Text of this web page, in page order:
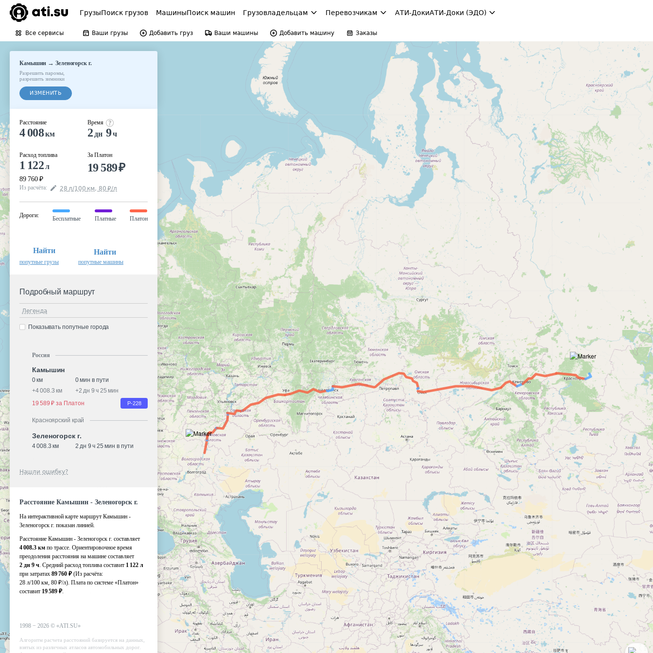
ГрузыПоиск грузов МашиныПоиск машин Грузовладельцам Перевозчикам АТИ-ДокиАТИ-Доки (ЭДО)
Все сервисы Ваши грузы Добавить груз Ваши машины Добавить машину Заказы
Камышин →Зеленогорск г.
Разрешить паромы
разрешить зимники
ИЗМЕНИТЬ
Расстояние
4 008км
Расход топлива
1 122л
89 760 ₽
Время
2 дн 9ч
За Платон
19 589₽
Из расчёта: 28 л/100 км, 80 ₽/л
Дороги:
Бесплатные Платные Платон
Найти
попутные грузы
Найти
попутные машины
Подробный маршрут
Легенда
Показывать попутные города
Россия
Камышин
0 км
0 мин в пути
+4 008.3 км +2 дн 9 ч 25 мин
19 589 ₽ за Платон
Р-228
Красноярский край
Зеленогорск г.
4 008.3 км 2 дн 9 ч 25 мин в пути
Нашли ошибку?
Расстояние Камышин - Зеленогорск г.
На интерактивной карте маршрут Камышин -
Зеленогорск г. показан линией.
Расстояние Камышин - Зеленогорск г. составляет
4 008.3 км по трассе. Ориентировочное время
преодоления расстояния на машине составляет
2 дн 9 ч. Средний расход топлива составит 1 122 л
при затратах 89 760 ₽ (Из расчёта:
28 л/100 км, 80 ₽/л). Плата по системе «Платон»
составит 19 589 ₽.
1998 − 2026 © «ATI.SU»
Алгоритм расчета расстояний базируется на данных,
взятых из различных атласов автомобильных дорог.